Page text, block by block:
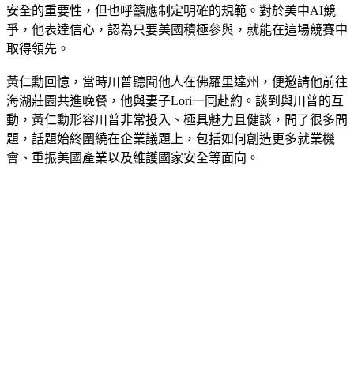
節。面對政府近期對AI監管趨於強硬，黃仁勳重申認同國家
安全的重要性，但也呼籲應制定明確的規範。對於美中AI競
爭，他表達信心，認為只要美國積極參與，就能在這場競賽中
黃仁勳回憶，當時川普聽聞他人在佛羅里達州，便邀請他前往
海湖莊園共進晚餐，他與妻子Lori一同赴約。談到與川普的互
動，黃仁勳形容川普非常投入、極具魅力且健談，問了很多問
題，話題始終圍繞在企業議題上，包括如何創造更多就業機